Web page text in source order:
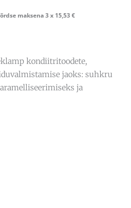
maksena 3 x 15,53€
kondiitritoodete,
jaoks: suhkru
ja